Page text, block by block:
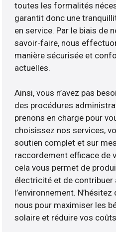
toutes les formalités
garantit donc une
en service. Par le biais de
savoir-faire, nous
manière sécurisée et
actuelles.
Ainsi, vous n’avez pas
des procédures
prenons en charge pour
choisissez nos services,
soutien complet et sur
raccordement efficace de
cela vous permet de
électricité et de contribuer
l’environnement.
nous pour maximiser les
solaire et réduire vos